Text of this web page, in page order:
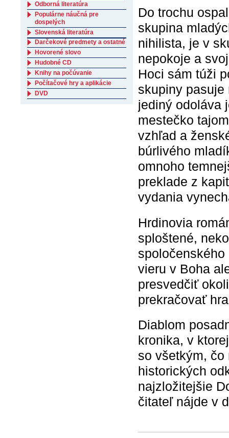
Do trochu
skupina
nihilista, je v
nepokoje a
Hoci sám túži
skupiny pasuje
jediný odoláva
mestečko
vzhľad a
búrlivého
omnoho
preklade z
vydania
Hrdinovia
sploštené,
vieru v Boha
presvedčiť
prekračovať
Diablom
kronika, v
so všetkým, čo
historických
najzložitejšie
čitateľ nájde v
Odborná literatúra
Populárne náučná pre
dospelých
Slovenská literatúra
Darčekové predmety a ostatné
Hovorené slovo
Hudobné CD
Knihy na počúvanie
Počítačové hry a aplikácie
DVD